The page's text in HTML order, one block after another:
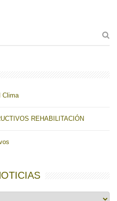
Clima
REHABILITACIÓN